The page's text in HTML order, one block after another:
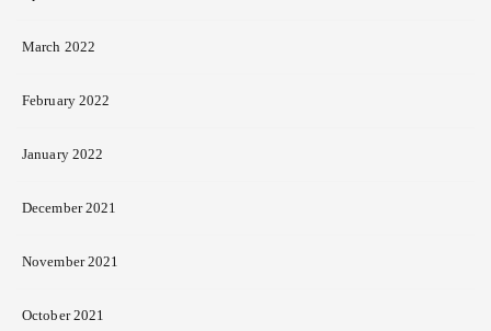
March 2022
February 2022
January 2022
December 2021
November 2021
October 2021